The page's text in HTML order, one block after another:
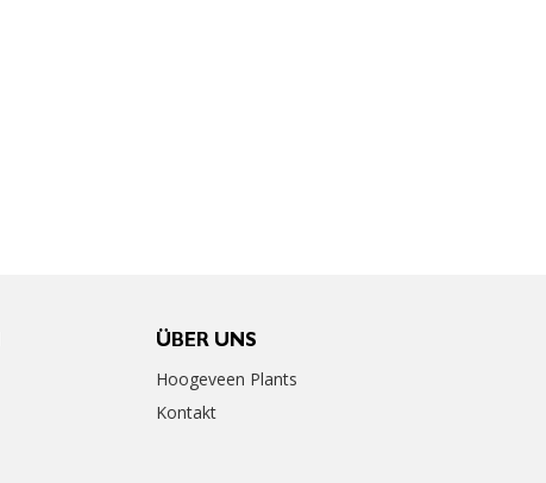
ÜBER UNS
Hoogeveen Plants
Kontakt